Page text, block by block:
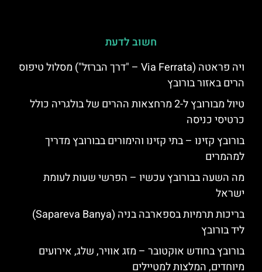
חשוב לדעת
ויה פראטה (Via Ferrata – "דרך הברזל") מסלול טיפוס
הרים באזור בורובץ
טיול מבורובץ ל-2 מרחצאות ההרים של בולגריה כולל
כרטיסי כניסה
בורובץ קזינו – בתי קזינו והימורים בבורובץ מדריך
למהמרים
מה השעה בבורובץ עכשיו – הפרשי שעות לעומת
ישראל
בריכות תרמיות בספארבה בניה (Sapareva Banya)
ליד בורובץ
בורובץ בחודש אוקטובר – מזג אוויר, שלג, אירועים
מיוחדים, המלצות למטיילים